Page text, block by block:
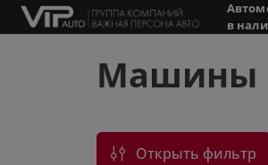
в
Машины
Открыть фильтр